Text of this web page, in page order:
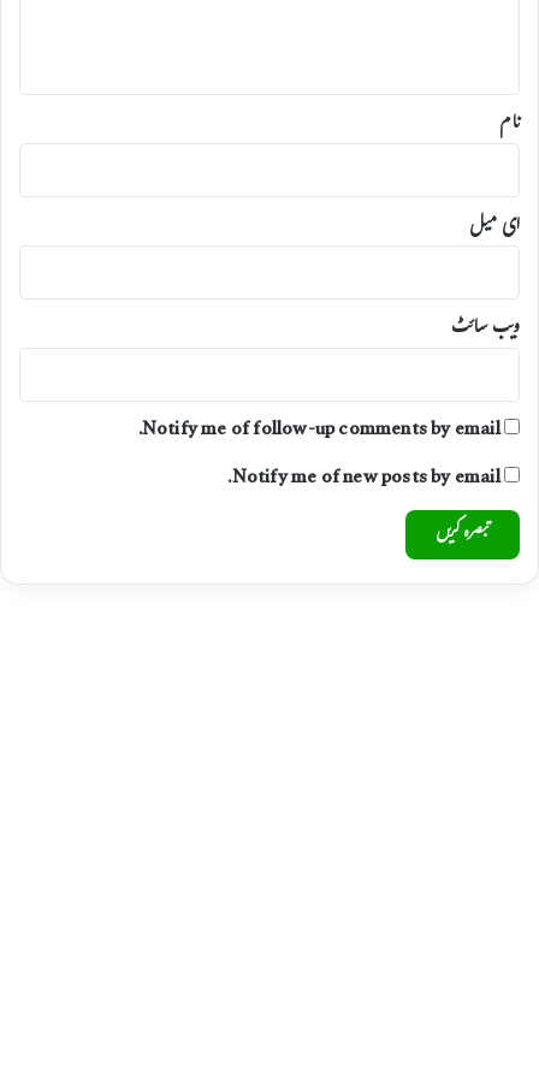
نام
ای میل
ویب‌ سائٹ
Notify me of follow-up comments by email.
Notify me of new posts by email.